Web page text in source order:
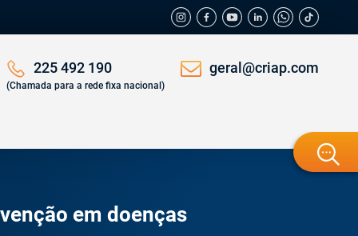
225 492 190
(Chamada para a rede fixa nacional)
geral@criap.com
em doenças